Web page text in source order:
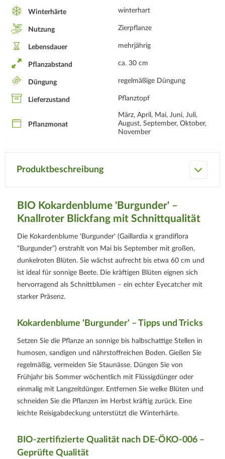
Winterhärte winterhart
Nutzung Zierpflanze
Lebensdauer mehrjährig
Pflanzabstand ca. 30 cm
Düngung regelmäßige Düngung
Lieferzustand Pflanztopf
Pflanzmonat
März, April, Mai, Juni, Juli,
August, September, Oktober,
November
Produktbeschreibung
BIO Kokardenblume 'Burgunder' –
Knallroter Blickfang mit Schnittqualität
Die Kokardenblume 'Burgunder' (Gaillardia x grandiflora
“Burgunder”) erstrahlt von Mai bis September mit großen,
dunkelroten Blüten. Sie wächst aufrecht bis etwa 60 cm und
ist ideal für sonnige Beete. Die kräftigen Blüten eignen sich
hervorragend als Schnittblumen – ein echter Eyecatcher mit
starker Präsenz.
Kokardenblume 'Burgunder' – Tipps und Tricks
Setzen Sie die Pflanze an sonnige bis halbschattige Stellen in
humosen, sandigen und nährstoffreichen Boden. Gießen Sie
regelmäßig, vermeiden Sie Staunässe. Düngen Sie von
Frühjahr bis Sommer wöchentlich mit Flüssigdünger oder
einmalig mit Langzeitdünger. Entfernen Sie welke Blüten und
schneiden Sie die Pflanzen im Herbst kräftig zurück. Eine
leichte Reisigabdeckung unterstützt die Winterhärte.
BIO-zertifizierte Qualität nach DE-ÖKO-006 –
Geprüfte Qualität